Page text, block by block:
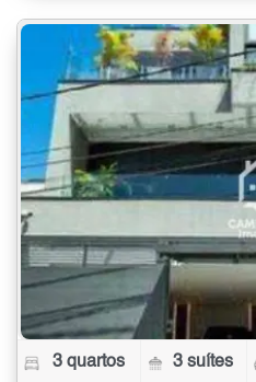
3 quartos 3 suítes